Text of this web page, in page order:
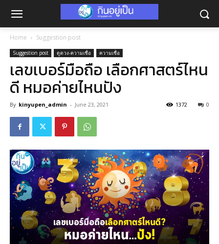
Home Suggestion post
Suggestion post ดูดวง-ความเชื่อ ความเชื่อ
เลขเบอร์มือถือ เลือกศาสตร์ไหน
ดี หมอค่ายไหนปัง
By kinyupen_admin - June 23, 2021 0
1372